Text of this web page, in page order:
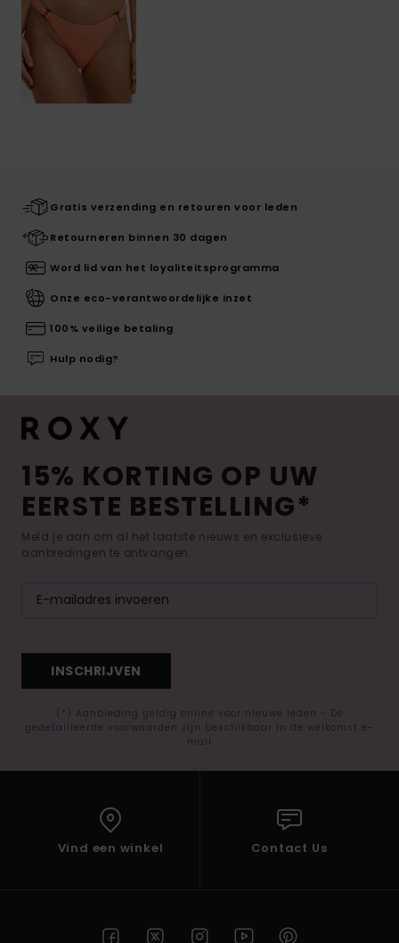
Gratis verzending en retouren voor leden
Retourneren binnen 30 dagen
Word lid van het loyaliteitsprogramma
Onze eco-verantwoordelijke inzet
100% veilige betaling
Hulp nodig?
15% KORTING OP UW
EERSTE BESTELLING*
Meld je aan om al het laatste nieuws en exclusieve
aanbiedingen te ontvangen.
INSCHRIJVEN
(*) Aanbieding geldig online voor nieuwe leden - De
gedetailleerde voorwaarden zijn beschikbaar in de welkomst e-
mail
Vind een winkel Contact Us